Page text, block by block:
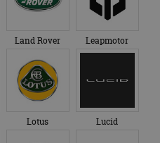
Land Rover Leapmotor
Lotus Lucid